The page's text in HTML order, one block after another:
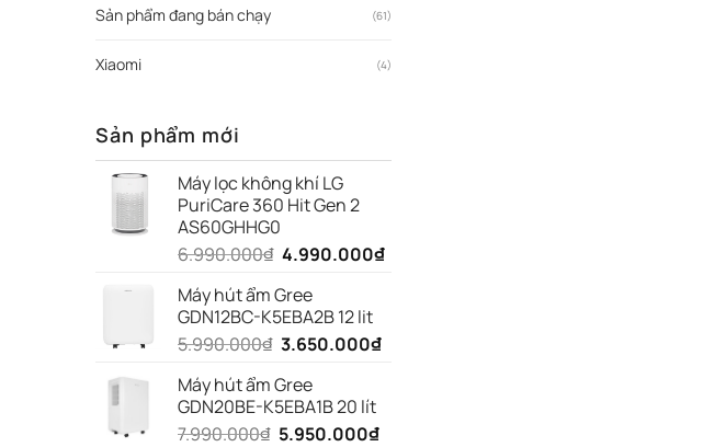
Sản phẩm đang bán chạy (61)
Xiaomi (4)
Sản phẩm mới
Máy lọc không khí LG
PuriCare 360 Hit Gen 2
AS60GHHG0
6.990.000₫ Giá
là:
6.990.000₫.
4.990.000₫Giá
Máy hút ẩm Gree
GDN12BC-K5EBA2B 12 lit
5.990.000₫ Giá
là:
5.990.000₫.
3.650.000₫Giá
Máy hút ẩm Gree
GDN20BE-K5EBA1B 20 lít
7.990.000₫ Giá
5.950.000₫Giá